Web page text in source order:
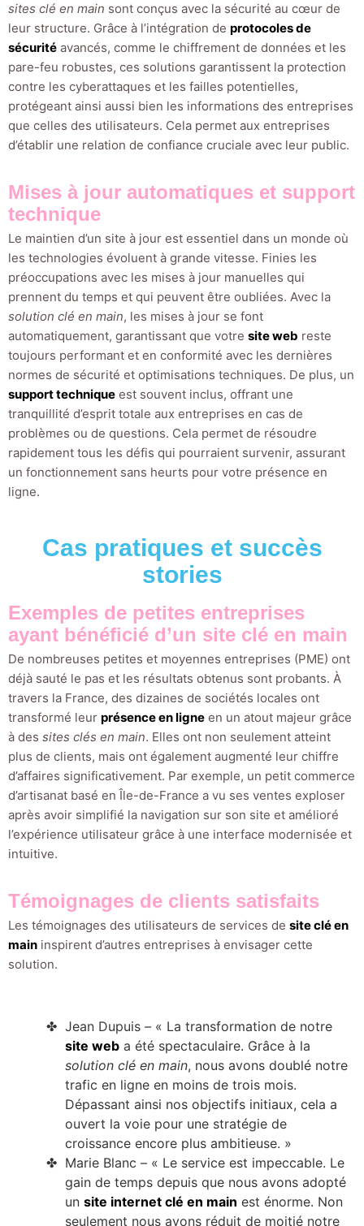
sites clé en main sont conçus avec la sécurité au cœur de
leur structure. Grâce à l’intégration de protocoles de
sécurité avancés, comme le chiffrement de données et les
pare-feu robustes, ces solutions garantissent la protection
contre les cyberattaques et les failles potentielles,
protégeant ainsi aussi bien les informations des entreprises
que celles des utilisateurs. Cela permet aux entreprises
d’établir une relation de confiance cruciale avec leur public.
Mises à jour automatiques et support
technique
Le maintien d’un site à jour est essentiel dans un monde où
les technologies évoluent à grande vitesse. Finies les
préoccupations avec les mises à jour manuelles qui
prennent du temps et qui peuvent être oubliées. Avec la
solution clé en main, les mises à jour se font
automatiquement, garantissant que votre site web reste
toujours performant et en conformité avec les dernières
normes de sécurité et optimisations techniques. De plus, un
support technique est souvent inclus, offrant une
tranquillité d’esprit totale aux entreprises en cas de
problèmes ou de questions. Cela permet de résoudre
rapidement tous les défis qui pourraient survenir, assurant
un fonctionnement sans heurts pour votre présence en
ligne.
Cas pratiques et succès
stories
Exemples de petites entreprises
ayant bénéficié d’un site clé en main
De nombreuses petites et moyennes entreprises (PME) ont
déjà sauté le pas et les résultats obtenus sont probants. À
travers la France, des dizaines de sociétés locales ont
transformé leur présence en ligne en un atout majeur grâce
à des sites clés en main. Elles ont non seulement atteint
plus de clients, mais ont également augmenté leur chiffre
d’affaires significativement. Par exemple, un petit commerce
d’artisanat basé en Île-de-France a vu ses ventes exploser
après avoir simplifié la navigation sur son site et amélioré
l’expérience utilisateur grâce à une interface modernisée et
intuitive.
Témoignages de clients satisfaits
Les témoignages des utilisateurs de services de site clé en
main inspirent d’autres entreprises à envisager cette
solution.
Jean Dupuis – « La transformation de notre
site web a été spectaculaire. Grâce à la
solution clé en main, nous avons doublé notre
trafic en ligne en moins de trois mois.
Dépassant ainsi nos objectifs initiaux, cela a
ouvert la voie pour une stratégie de
croissance encore plus ambitieuse. »
Marie Blanc – « Le service est impeccable. Le
gain de temps depuis que nous avons adopté
un site internet clé en main est énorme. Non
seulement nous avons réduit de moitié notre